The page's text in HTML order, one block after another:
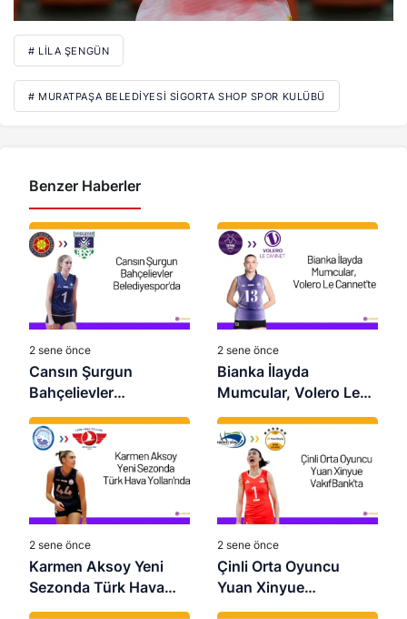
# LILA ŞENGÜN
# MURATPAŞA BELEDIYESI SIGORTA SHOP SPOR KULÜBÜ
Benzer Haberler
2 sene önce
Cansın Şurgun
Bahçelievler
Belediyespor’da
2 sene önce
Bianka İlayda
Mumcular, Volero Le
Cannet’te
2 sene önce
Karmen Aksoy Yeni
Sezonda Türk Hava
Yolları’nda
2 sene önce
Çinli Orta Oyuncu
Yuan Xinyue
VakıfBank’ta